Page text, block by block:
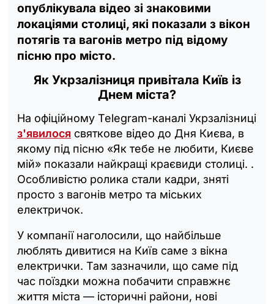
опублікувала відео зі знаковими
локаціями столиці, які показали з вікон
потягів та вагонів метро під відому
пісню про місто.
Як Укрзалізниця привітала Київ із
Днем міста?
На офіційному Telegram-каналі Укрзалізниці
з'явилося святкове відео до Дня Києва, в
якому під пісню «Як тебе не любити, Києве
мій» показали найкращі краєвиди столиці. .
Особливістю ролика стали кадри, зняті
просто з вагонів метро та міських
електричок.
У компанії наголосили, що найбільше
люблять дивитися на Київ саме з вікна
електрички. Там зазначили, що саме під
час поїздки можна побачити справжнє
життя міста — історичні райони, нові